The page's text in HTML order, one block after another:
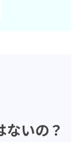
ないの？